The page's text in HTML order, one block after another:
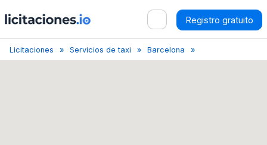
Registro gratuito
Licitaciones Servicios de taxi Barcelona